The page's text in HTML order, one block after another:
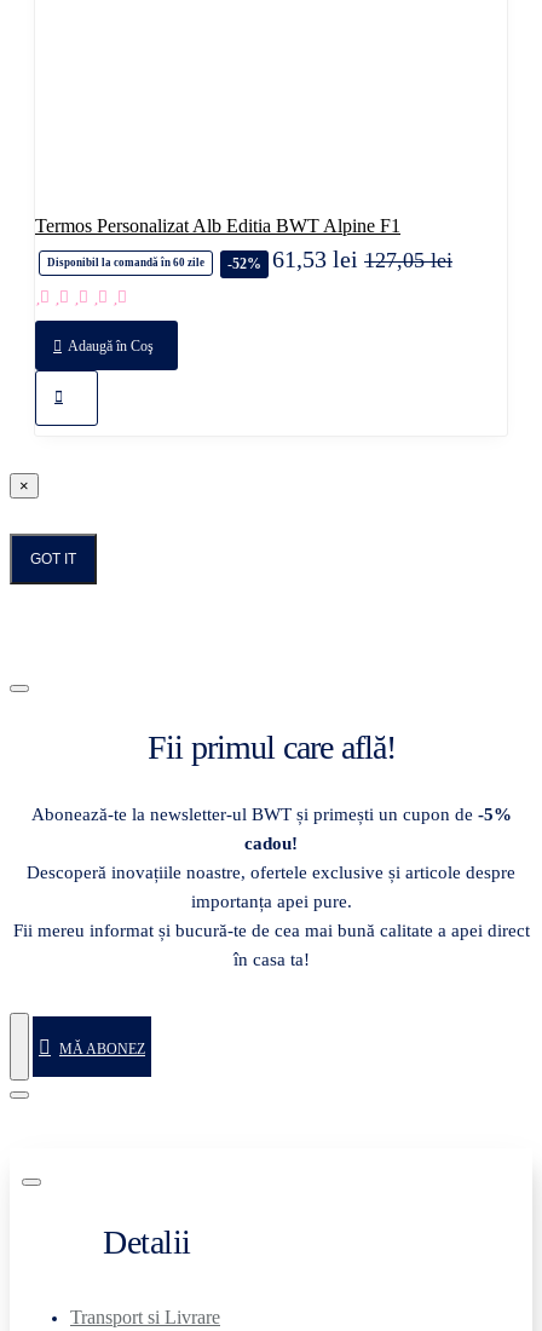
Termos Personalizat Alb Editia BWT Alpine F1
Disponibil la comandă în 60 zile -52% 61,53 lei 127,05 lei
Adaugă în Coş
×
GOT IT
Fii primul care află!
Abonează-te la newsletter-ul BWT și primești un cupon de -5%
cadou!
Descoperă inovațiile noastre, ofertele exclusive și articole despre
importanța apei pure.
Fii mereu informat și bucură-te de cea mai bună calitate a apei direct
în casa ta!
MĂ ABONEZ
Detalii
Transport si Livrare